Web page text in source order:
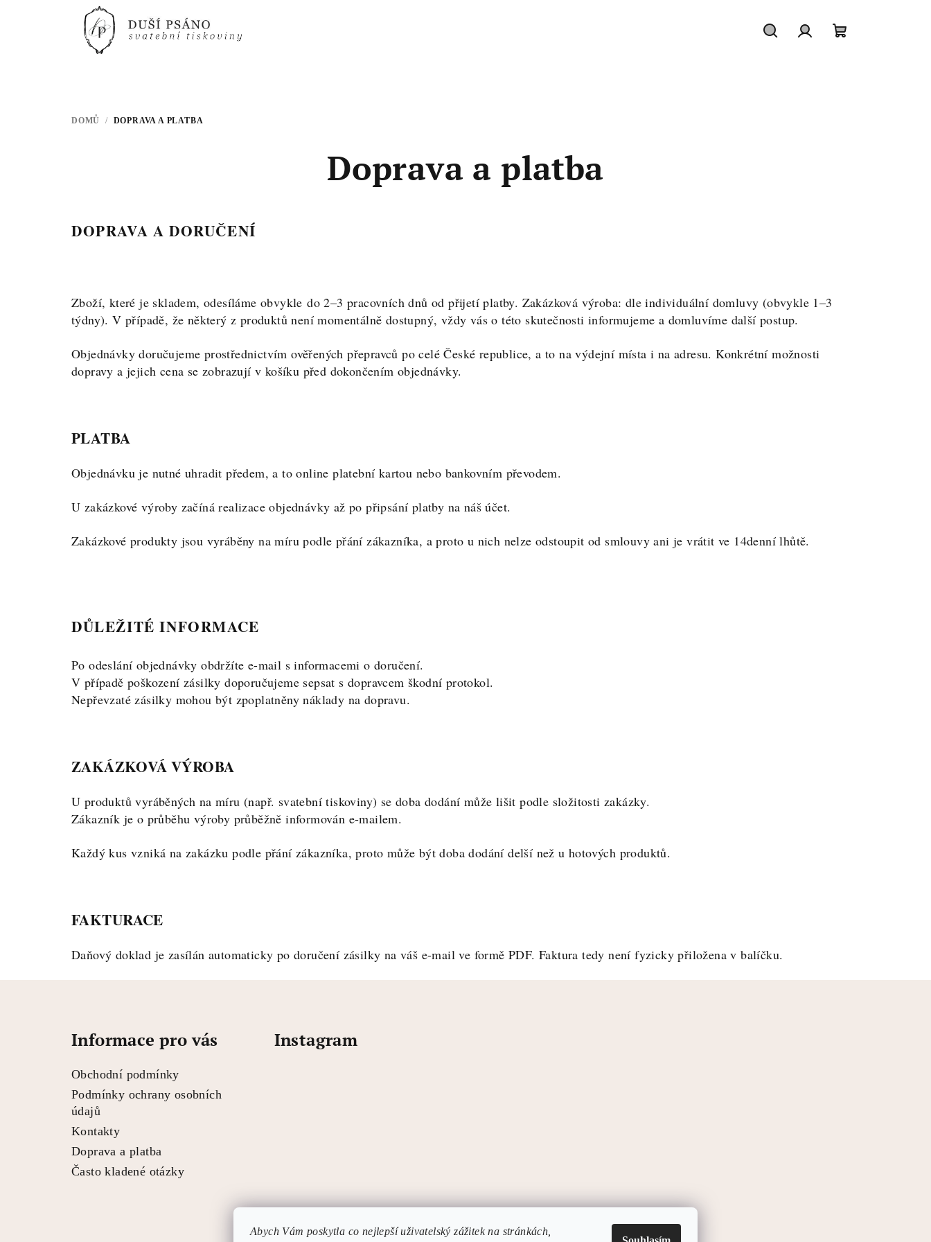
Abych Vám poskytla co nejlepší uživatelský zážitek na stránkách,
DOMŮ / DOPRAVA A PLATBA
Doprava a platba
DOPRAVA A DORUČENÍ
Zboží, které je skladem, odesíláme obvykle do 2–3 pracovních dnů od přijetí platby. Zakázková výroba: dle individuální domluvy (obvykle 1–3
týdny). V případě, že některý z produktů není momentálně dostupný, vždy vás o této skutečnosti informujeme a domluvíme další postup.
Objednávky doručujeme prostřednictvím ověřených přepravců po celé České republice, a to na výdejní místa i na adresu. Konkrétní možnosti
dopravy a jejich cena se zobrazují v košíku před dokončením objednávky.
PLATBA
Objednávku je nutné uhradit předem, a to online platební kartou nebo bankovním převodem.
U zakázkové výroby začíná realizace objednávky až po připsání platby na náš účet.
Zakázkové produkty jsou vyráběny na míru podle přání zákazníka, a proto u nich nelze odstoupit od smlouvy ani je vrátit ve 14denní lhůtě.
DŮLEŽITÉ INFORMACE
Po odeslání objednávky obdržíte e-mail s informacemi o doručení.
V případě poškození zásilky doporučujeme sepsat s dopravcem škodní protokol.
Nepřevzaté zásilky mohou být zpoplatněny náklady na dopravu.
ZAKÁZKOVÁ VÝROBA
U produktů vyráběných na míru (např. svatební tiskoviny) se doba dodání může lišit podle složitosti zakázky.
Zákazník je o průběhu výroby průběžně informován e-mailem.
Každý kus vzniká na zakázku podle přání zákazníka, proto může být doba dodání delší než u hotových produktů.
FAKTURACE
Daňový doklad je zasílán automaticky po doručení zásilky na váš e-mail ve formě PDF. Faktura tedy není fyzicky přiložena v balíčku.
Informace pro vás
Obchodní podmínky
Podmínky ochrany osobních
údajů
Kontakty
Doprava a platba
Často kladené otázky
Instagram